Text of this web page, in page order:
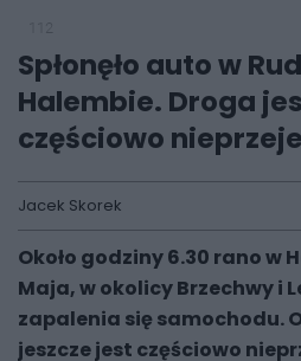
Spłonęło auto w
Halembie. Droga
częściowo
Jacek Skorek
Około godziny 6.30 rano w
Maja, w okolicy Brzechwy i
zapalenia się samochodu.
jeszcze jest częściowo